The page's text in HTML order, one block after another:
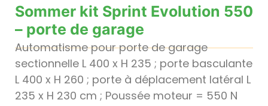
Sommer kit Sprint Evolution 550
– porte de garage
Automatisme pour porte de garage
sectionnelle L 400 x H 235 ; porte basculante
L 400 x H 260 ; porte à déplacement latéral L
235 x H 230 cm ; Poussée moteur = 550 N